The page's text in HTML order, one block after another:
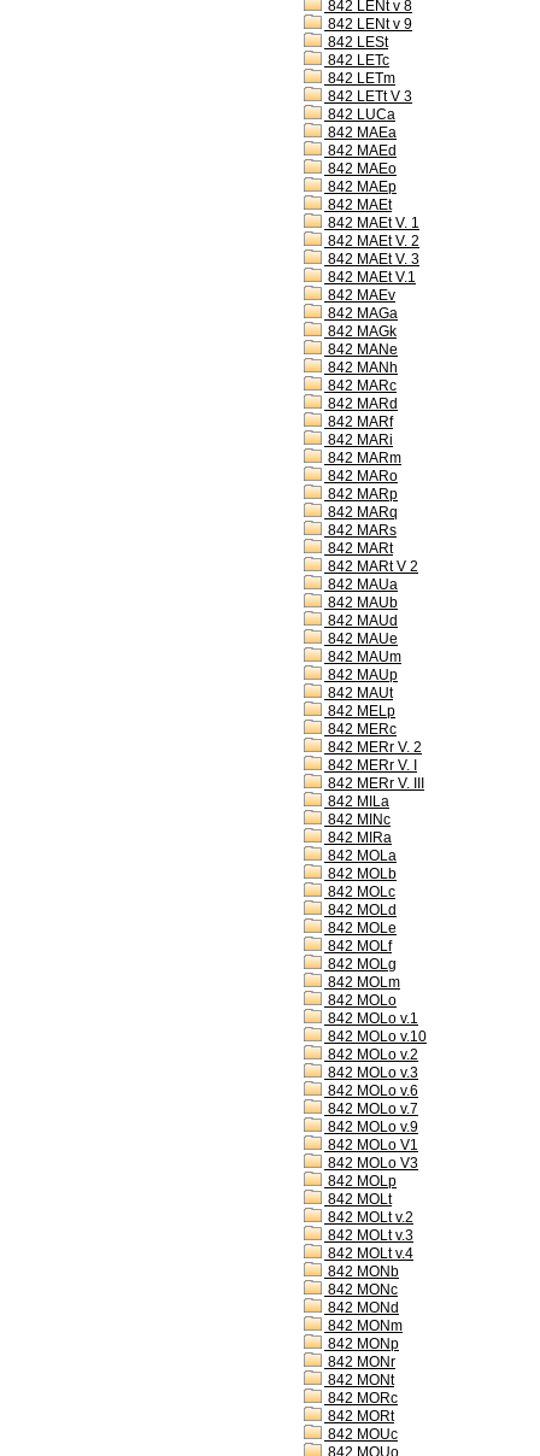
842 LENt v 8
842 LENt v 9
842 LESt
842 LETc
842 LETm
842 LETt V 3
842 LUCa
842 MAEa
842 MAEd
842 MAEo
842 MAEp
842 MAEt
842 MAEt V. 1
842 MAEt V. 2
842 MAEt V. 3
842 MAEt V.1
842 MAEv
842 MAGa
842 MAGk
842 MANe
842 MANh
842 MARc
842 MARd
842 MARf
842 MARi
842 MARm
842 MARo
842 MARp
842 MARq
842 MARs
842 MARt
842 MARt V 2
842 MAUa
842 MAUb
842 MAUd
842 MAUe
842 MAUm
842 MAUp
842 MAUt
842 MELp
842 MERc
842 MERr V. 2
842 MERr V. I
842 MERr V. III
842 MILa
842 MINc
842 MIRa
842 MOLa
842 MOLb
842 MOLc
842 MOLd
842 MOLe
842 MOLf
842 MOLg
842 MOLm
842 MOLo
842 MOLo v.1
842 MOLo v.10
842 MOLo v.2
842 MOLo v.3
842 MOLo v.6
842 MOLo v.7
842 MOLo v.9
842 MOLo V1
842 MOLo V3
842 MOLp
842 MOLt
842 MOLt v.2
842 MOLt v.3
842 MOLt v.4
842 MONb
842 MONc
842 MONd
842 MONm
842 MONp
842 MONr
842 MONt
842 MORc
842 MORt
842 MOUc
842 MOUo